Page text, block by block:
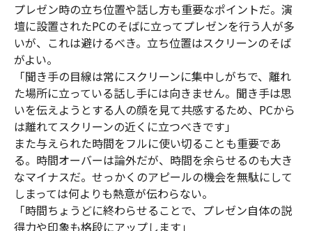
プレゼン時の立ち位置や話し方も重要なポイントだ。演
壇に設置されたPCのそばに立ってプレゼンを行う人が多
いが、これは避けるべき。立ち位置はスクリーンのそば
がよい。
「聞き手の目線は常にスクリーンに集中しがちで、離れ
た場所に立っている話し手には向きません。聞き手は思
いを伝えようとする人の顔を見て共感するため、PCから
は離れてスクリーンの近くに立つべきです」
また与えられた時間をフルに使い切ることも重要であ
る。時間オーバーは論外だが、時間を余らせるのも大き
なマイナスだ。せっかくのアピールの機会を無駄にして
しまっては何よりも熱意が伝わらない。
「時間ちょうどに終わらせることで、プレゼン自体の説
得力や印象も格段にアップします」